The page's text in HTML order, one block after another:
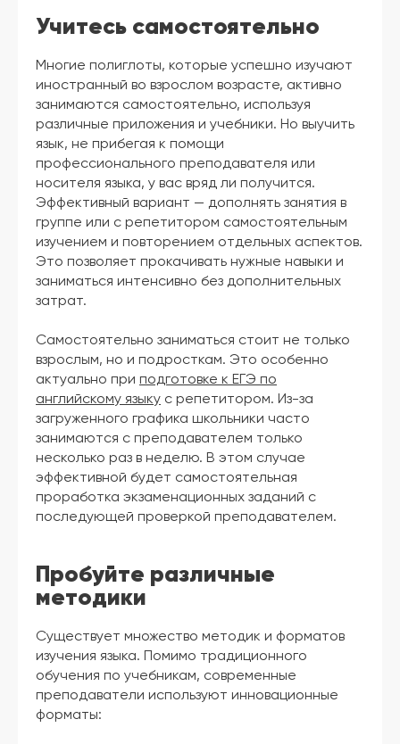
Учитесь самостоятельно
Многие полиглоты, которые успешно изучают
иностранный во взрослом возрасте, активно
занимаются самостоятельно, используя
различные приложения и учебники. Но выучить
язык, не прибегая к помощи
профессионального преподавателя или
носителя языка, у вас вряд ли получится.
Эффективный вариант — дополнять занятия в
группе или с репетитором самостоятельным
изучением и повторением отдельных аспектов.
Это позволяет прокачивать нужные навыки и
заниматься интенсивно без дополнительных
затрат.
Самостоятельно заниматься стоит не только
взрослым, но и подросткам. Это особенно
актуально при подготовке к ЕГЭ по
английскому языку с репетитором. Из-за
загруженного графика школьники часто
занимаются с преподавателем только
несколько раз в неделю. В этом случае
эффективной будет самостоятельная
проработка экзаменационных заданий с
последующей проверкой преподавателем.
Пробуйте различные
методики
Существует множество методик и форматов
изучения языка. Помимо традиционного
обучения по учебникам, современные
преподаватели используют инновационные
форматы: